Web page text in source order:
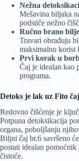
Nežna
Mešavina biljaka
podstiče nežno
Ručno brano bilje
Travari obrađuju
maksimalnu korist
Prvi korak u
Čaj je idealan kao
programa.
Detoks je lak uz Fito
Redovno čišćenje je
Potpuna detoksikacija
organa, poboljšanju
Biljni čaj br.6 savršeno
postati idealan pomoćnik
čistoće.